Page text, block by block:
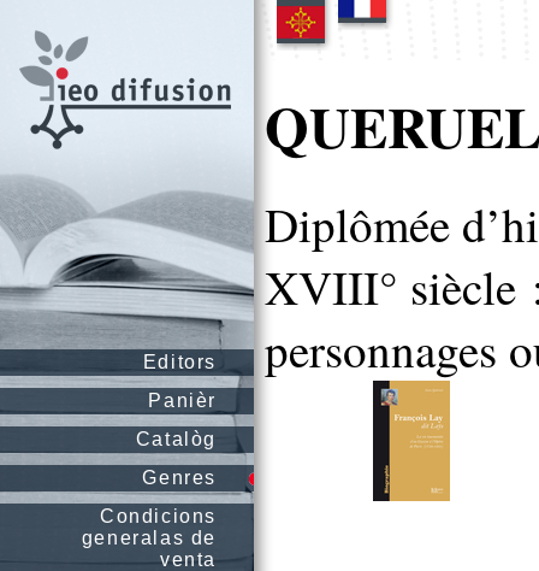
Editors
Panièr
Catalòg
Genres
Condicions
generalas de
venta
Diplômée
XVIII° siècle
personnages